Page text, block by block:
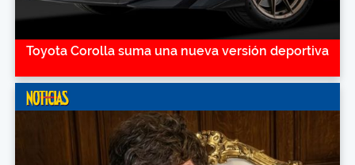
Toyota Corolla suma una nueva versión deportiva